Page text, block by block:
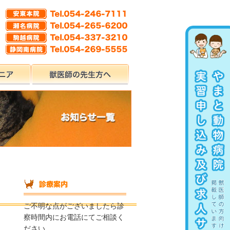
ご不明な点がございましたら診
察時間内にお電話にてご相談く